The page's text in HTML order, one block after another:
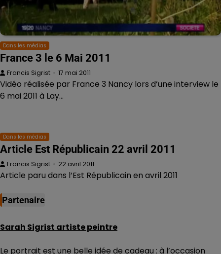
Dans les médias
France 3 le 6 Mai 2011
Francis Sigrist 17 mai 2011
Vidéo réalisée par France 3 Nancy lors d’une interview le
6 mai 2011 à Lay…
Dans les médias
Article Est Républicain 22 avril 2011
Francis Sigrist 22 avril 2011
Article paru dans l’Est Républicain en avril 2011
Partenaire
Sarah Sigrist artiste peintre
Le portrait est une belle idée de cadeau : à l’occasion